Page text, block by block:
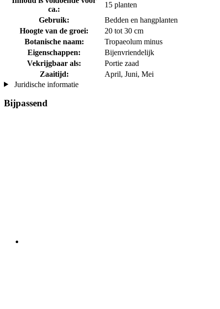
ca.:
15 planten
Gebruik:
Bedden en hangplanten
Hoogte van de groei:
20 tot 30 cm
Botanische naam:
Tropaeolum minus
Eigenschappen:
Bijenvriendelijk
Vekrijgbaar als:
Portie zaad
Zaaitijd:
April, Juni, Mei
Juridische informatie
Bijpassend